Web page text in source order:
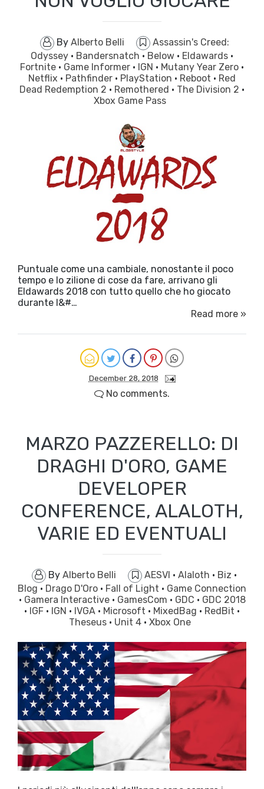
By Alberto Belli
Assassin's Creed:
Odyssey · Bandersnatch · Below · Eldawards ·
Fortnite · Game Informer · IGN · Mutany Year Zero ·
Netflix · Pathfinder · PlayStation · Reboot · Red
Dead Redemption 2 · Remothered · The Division 2 ·
Xbox Game Pass
Puntuale come una cambiale, nonostante il poco
tempo e lo zilione di cose da fare, arrivano gli
Eldawards 2018 con tutto quello che ho giocato
durante l&#…
Read more »
December 28, 2018
No comments.
MARZO PAZZERELLO: DI
DRAGHI D'ORO, GAME
DEVELOPER
CONFERENCE, ALALOTH,
VARIE ED EVENTUALI
By Alberto Belli AESVI · Alaloth · Biz ·
Blog · Drago D'Oro · Fall of Light · Game Connection
· Gamera Interactive · GamesCom · GDC · GDC 2018
· IGF · IGN · IVGA · Microsoft · MixedBag · RedBit ·
Theseus · Unit 4 · Xbox One